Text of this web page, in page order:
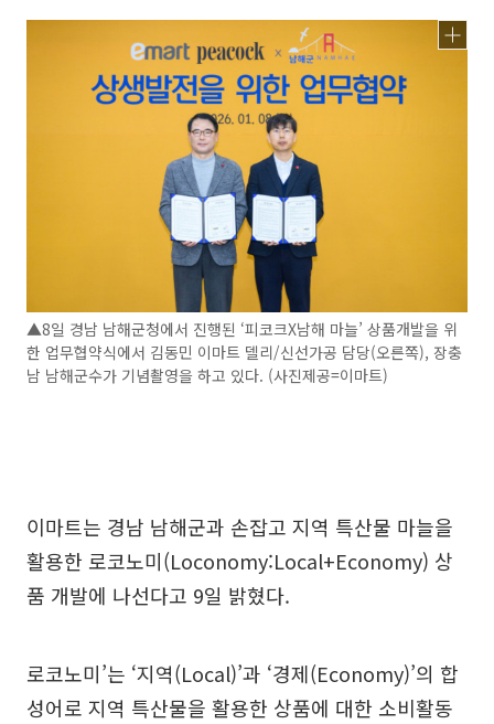
▲8일 경남 남해군청에서 진행된 ‘피코크X남해 마늘’ 상품개발을 위
한 업무협약식에서 김동민 이마트 델리/신선가공 담당(오른쪽), 장충
남 남해군수가 기념촬영을 하고 있다. (사진제공=이마트)
이마트는 경남 남해군과 손잡고 지역 특산물 마늘을
활용한 로코노미(Loconomy:Local+Economy) 상
품 개발에 나선다고 9일 밝혔다.
로코노미’는 ‘지역(Local)’과 ‘경제(Economy)’의 합
성어로 지역 특산물을 활용한 상품에 대한 소비활동